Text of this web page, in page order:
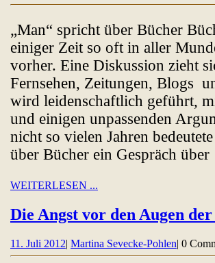
Papier
und
E-
Reader
Juli
„Man“ spricht über Bücher
einiger Zeit so oft in aller
vorher. Eine Diskussion zieht
Fernsehen, Zeitungen, Blogs
wird leidenschaftlich geführt,
und einigen unpassenden
nicht so vielen Jahren
über Bücher ein Gespräch über
WEITERLESEN ...
Die Angst vor den Augen
11. Juli 201211.
Juli
| Martina Sevecke-PohlenMartina
Sevecke-
| 0